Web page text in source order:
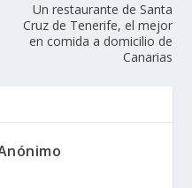
Un restaurante de Santa
Cruz de Tenerife, el mejor
en comida a domicilio de
Canarias